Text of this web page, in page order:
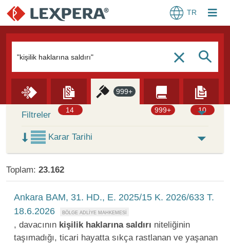
TR
c S
14
999+
999+ 10
Skip to Search Results
Filtreler
Karar Tarihi
Toplam: 23.162
Ankara BAM, 31. HD., E. 2025/15 K. 2026/633 T.
18.6.2026
, davacının kişilik haklarına saldırı niteliğinin
taşımadığı, ticari hayatta sıkça rastlanan ve yaşanan